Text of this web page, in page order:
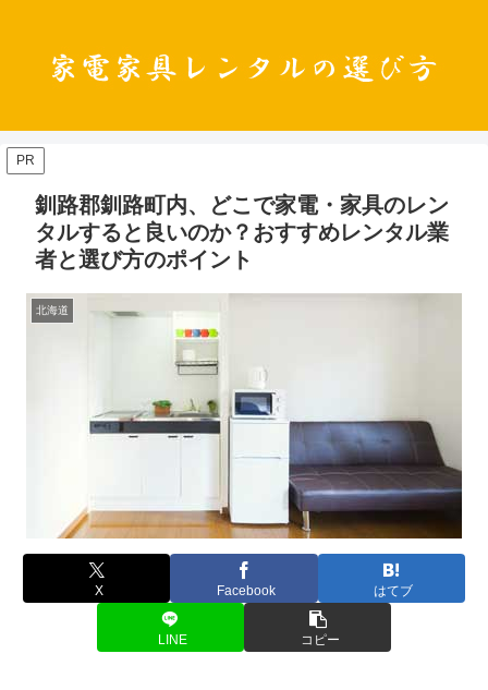
PR
釧路郡釧路町内、どこで家電・家具のレン
タルすると良いのか？おすすめレンタル業
者と選び方のポイント
北海道
X Facebook はてブ
LINE コピー